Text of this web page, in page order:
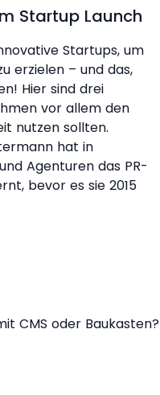
Startup Launch
Startups, um
erzielen – und das,
Hier sind drei
vor allem den
nutzen sollten.
hat in
Agenturen das PR-
bevor es sie 2015